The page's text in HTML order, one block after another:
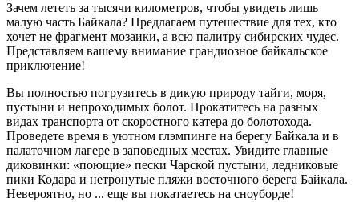
Зачем лететь за тысячи километров, чтобы увидеть лишь
малую часть Байкала? Предлагаем путешествие для тех, кто
хочет не фрагмент мозаики, а всю палитру сибирских чудес.
Представляем вашему внимание грандиозное байкальское
приключение!
Вы полностью погрузитесь в дикую природу тайги, моря,
пустыни и непроходимых болот. Прокатитесь на разных
видах транспорта от скоростного катера до болотохода.
Проведете время в уютном глэмпинге на берегу Байкала и в
палаточном лагере в заповедных местах. Увидите главные
диковинки: «поющие» пески Чарской пустыни, ледниковые
пики Кодара и нетронутые пляжи восточного берега Байкала.
Невероятно, но ... еще вы покатаетесь на сноуборде!